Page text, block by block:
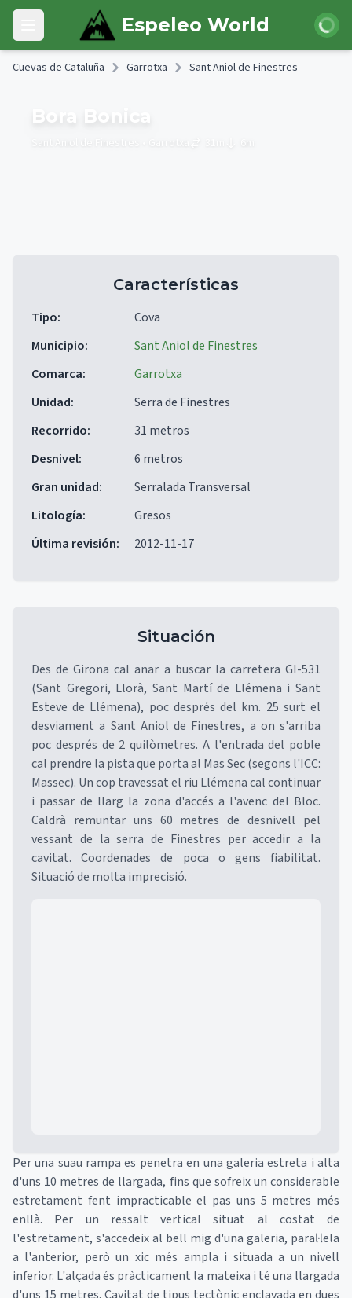
Skip to main content
Open main menu Espeleo World Iniciar
Cuevas de Cataluña Garrotxa Sant Aniol de Finestres
Bora Bonica
Características
Tipo:
Cova
Municipio:
Sant Aniol de Finestres
Comarca:
Garrotxa
Unidad:
Serra de Finestres
Recorrido:
31 metros
Desnivel:
6 metros
Gran unidad:
Serralada Transversal
Litología:
Gresos
Última revisión: 2012-11-17
Situación
Des de Girona cal anar a buscar la carretera GI-531
(Sant Gregori, Llorà, Sant Martí de Llémena i Sant
Esteve de Llémena), poc després del km. 25 surt el
desviament a Sant Aniol de Finestres, a on s'arriba
poc després de 2 quilòmetres. A l'entrada del poble
cal prendre la pista que porta al Mas Sec (segons l'ICC:
Massec). Un cop travessat el riu Llémena cal continuar
i passar de llarg la zona d'accés a l'avenc del Bloc.
Caldrà remuntar uns 60 metres de desnivell pel
vessant de la serra de Finestres per accedir a la
cavitat. Coordenades de poca o gens fiabilitat.
Situació de molta imprecisió.
Per una suau rampa es penetra en una galeria estreta i alta
d'uns 10 metres de llargada, fins que sofreix un considerable
estretament fent impracticable el pas uns 5 metres més
enllà. Per un ressalt vertical situat al costat de
l'estretament, s'accedeix al bell mig d'una galeria, paral·lela
a l'anterior, però un xic més ampla i situada a un nivell
inferior. L'alçada és pràcticament la mateixa i té una llargada